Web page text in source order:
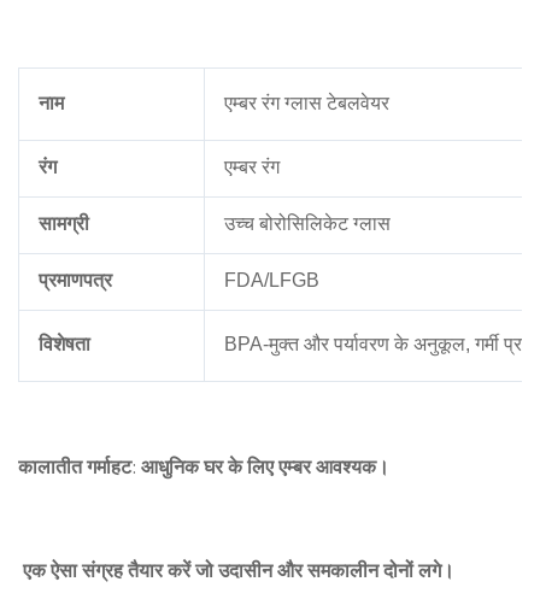
नाम एम्बर रंग ग्लास टेबलवेयर
रंग एम्बर रंग
सामग्री उच्च बोरोसिलिकेट ग्लास
प्रमाणपत्र FDA/LFGB
विशेषता BPA-मुक्त और पर्यावरण के अनुकूल, गर्मी
कालातीत गर्माहट: आधुनिक घर के लिए एम्बर आवश्यक।
एक ऐसा संग्रह तैयार करें जो उदासीन और समकालीन दोनों लगे।